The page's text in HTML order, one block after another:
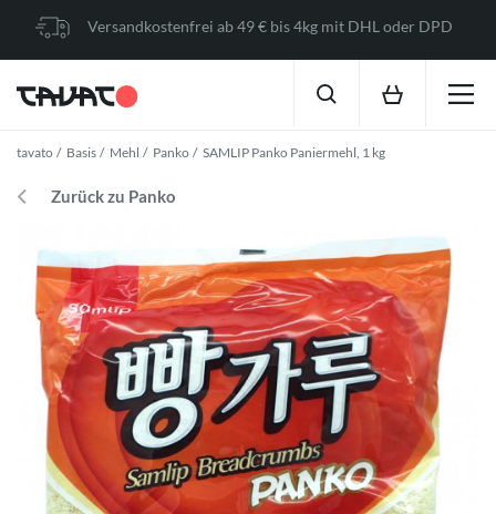
Versandkostenfrei ab 49 € bis 4kg mit DHL oder DPD
tavato Basis Mehl Panko SAMLIP Panko Paniermehl, 1 kg
Zurück zu Panko